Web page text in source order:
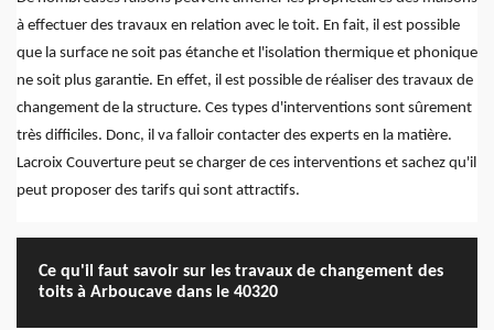
à effectuer des travaux en relation avec le toit. En fait, il est possible
que la surface ne soit pas étanche et l'isolation thermique et phonique
ne soit plus garantie. En effet, il est possible de réaliser des travaux de
changement de la structure. Ces types d'interventions sont sûrement
très difficiles. Donc, il va falloir contacter des experts en la matière.
Lacroix Couverture peut se charger de ces interventions et sachez qu'il
peut proposer des tarifs qui sont attractifs.
Ce qu'il faut savoir sur les travaux de changement des
toits à Arboucave dans le 40320